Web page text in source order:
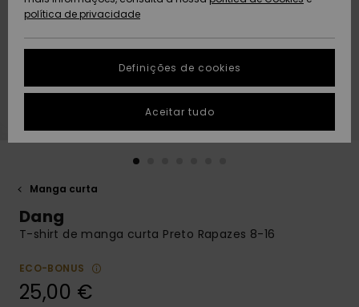
chegados
Coleções
chegados
Highlights
Guia de
tamanhos
conversa para
obteres a
resposta mais
rápida à tua
SUSTAINABILITY
PRESENTE
DESEJO
Manga curta
Dang
T-shirt de manga curta Preto Rapazes 8-16
ECO-BONUS
25,00 €
política de privacidade
Definições de cookies
Aceitar tudo